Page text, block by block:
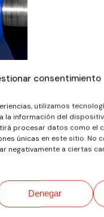
consentimiento
utilizamos
la información del
procesar datos como el
únicas en este sitio. No
negativamente a ciertas
Denegar
Bandas
TPU